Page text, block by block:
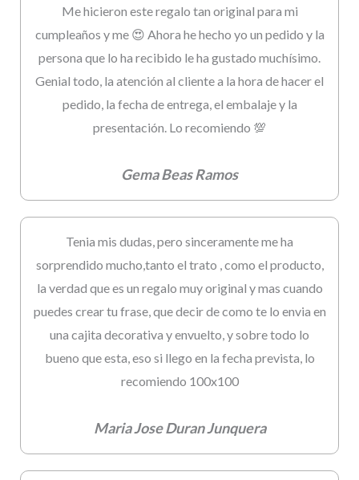
Me hicieron este regalo tan original para mi
cumpleaños y me 😍 Ahora he hecho yo un pedido y la
persona que lo ha recibido le ha gustado muchísimo.
Genial todo, la atención al cliente a la hora de hacer el
pedido, la fecha de entrega, el embalaje y la
presentación. Lo recomiendo 💯
Gema Beas Ramos
Tenia mis dudas, pero sinceramente me ha
sorprendido mucho,tanto el trato , como el producto,
la verdad que es un regalo muy original y mas cuando
puedes crear tu frase, que decir de como te lo envia en
una cajita decorativa y envuelto, y sobre todo lo
bueno que esta, eso si llego en la fecha prevista, lo
recomiendo 100x100
Maria Jose Duran Junquera